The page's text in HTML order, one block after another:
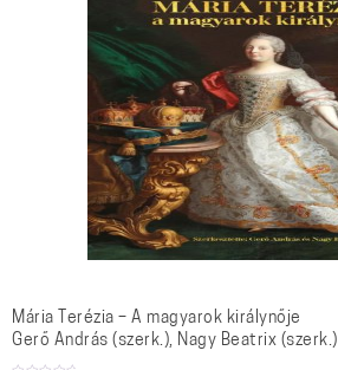
Mária Terézia – A magyarok királynője
Gerő András (szerk.), Nagy Beatrix (szerk.)